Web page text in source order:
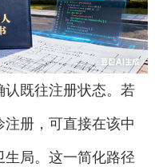
既往注册状态。若
册，可直接在该中
局。这一简化路径